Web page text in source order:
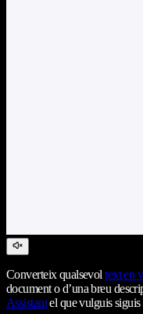
Converteix qualsevoltext en
document o d’una breu
Assistantel que vulguis siguis